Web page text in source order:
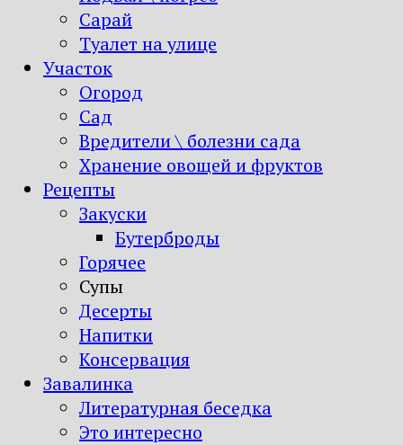
Сарай
Туалет на улице
Участок
Огород
Сад
Вредители \ болезни сада
Хранение овощей и фруктов
Рецепты
Закуски
Бутерброды
Горячее
Супы
Десерты
Напитки
Консервация
Завалинка
Литературная беседка
Это интересно